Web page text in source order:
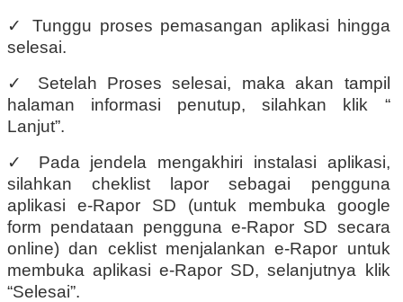
✓
Tunggu proses pemasangan aplikasi hingga
selesai.
✓
Setelah Proses selesai, maka akan tampil
halaman informasi penutup, silahkan klik “
Lanjut”.
✓
Pada jendela mengakhiri instalasi aplikasi,
silahkan cheklist lapor sebagai pengguna
aplikasi e-Rapor SD (untuk membuka google
form pendataan pengguna e-Rapor SD secara
online) dan ceklist menjalankan e-Rapor untuk
membuka aplikasi e-Rapor SD, selanjutnya klik
“Selesai”.